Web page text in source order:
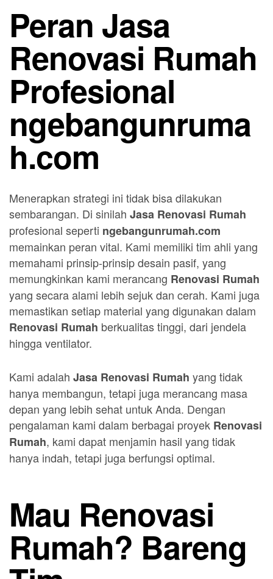
Peran Jasa
Renovasi Rumah
Profesional
ngebangunruma
h.com
Menerapkan strategi ini tidak bisa dilakukan
sembarangan. Di sinilah Jasa Renovasi Rumah
profesional seperti ngebangunrumah.com
memainkan peran vital. Kami memiliki tim ahli yang
memahami prinsip-prinsip desain pasif, yang
memungkinkan kami merancang Renovasi Rumah
yang secara alami lebih sejuk dan cerah. Kami juga
memastikan setiap material yang digunakan dalam
Renovasi Rumah berkualitas tinggi, dari jendela
hingga ventilator.
Kami adalah Jasa Renovasi Rumah yang tidak
hanya membangun, tetapi juga merancang masa
depan yang lebih sehat untuk Anda. Dengan
pengalaman kami dalam berbagai proyek Renovasi
Rumah, kami dapat menjamin hasil yang tidak
hanya indah, tetapi juga berfungsi optimal.
Mau Renovasi
Rumah? Bareng